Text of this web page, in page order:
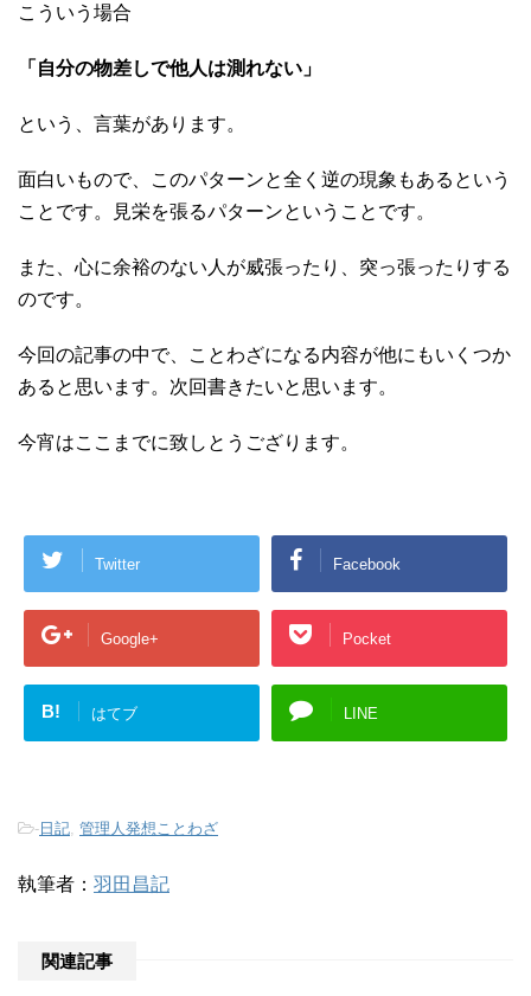
こういう場合
「自分の物差しで他人は測れない」
という、言葉があります。
面白いもので、このパターンと全く逆の現象もあるという
ことです。見栄を張るパターンということです。
また、心に余裕のない人が威張ったり、突っ張ったりする
のです。
今回の記事の中で、ことわざになる内容が他にもいくつか
あると思います。次回書きたいと思います。
今宵はここまでに致しとうござります。
Twitter Facebook
Google+ Pocket
B! はてブ LINE
- 日記, 管理人発想ことわざ
執筆者： 羽田昌記
関連記事